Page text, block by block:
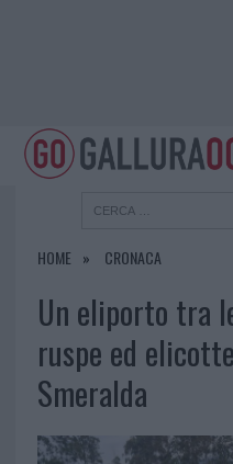
HOME CRONACA
Un eliporto tra
ruspe ed
Smeralda